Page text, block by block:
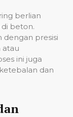
berlian
beton.
presisi
atau
ini juga
dan